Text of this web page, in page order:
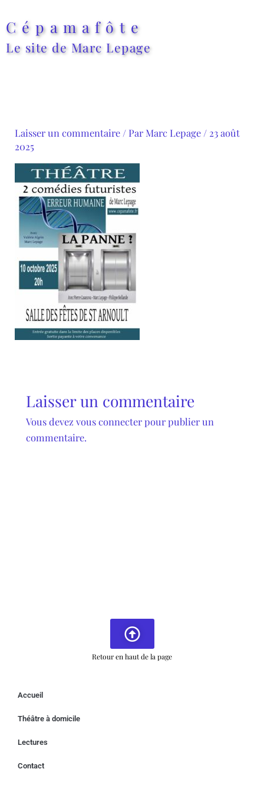
au
contenu
Cépamafôte
Le site de Marc Lepage
Laisser un commentaire / Par Marc Lepage / 23 août
2025
Laisser un commentaire
Vous devez vous connecterpour publier un
commentaire.
Retour en haut de la page
Accueil
Théâtre à domicile
Lectures
Contact